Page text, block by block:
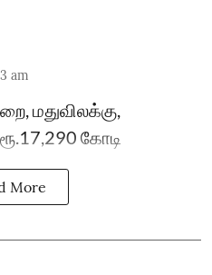
am
மதுவிலக்கு,
கோடி
More